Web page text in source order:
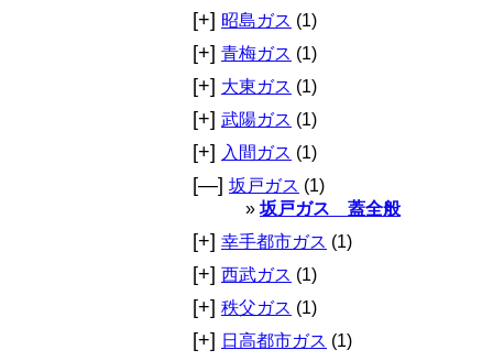
[+] 昭島ガス (1)
[+] 青梅ガス (1)
[+] 大東ガス (1)
[+] 武陽ガス (1)
[+] 入間ガス (1)
[—] 坂戸ガス (1)
坂戸ガス 蓋全般
[+] 幸手都市ガス (1)
[+] 西武ガス (1)
[+] 秩父ガス (1)
[+] 日高都市ガス (1)